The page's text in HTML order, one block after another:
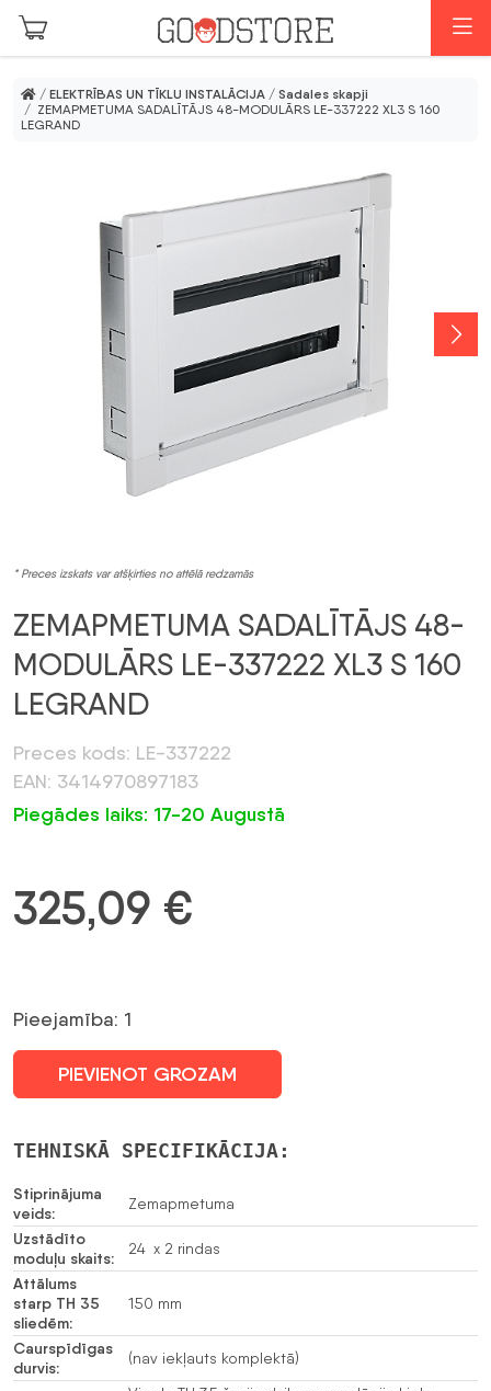
Skip to main content
/ ELEKTRĪBAS UN TĪKLU INSTALĀCIJA / Sadales skapji
/ ZEMAPMETUMA SADALĪTĀJS 48-MODULĀRS LE-337222 XL3 S 160
LEGRAND
* Preces izskats var atšķirties no attēlā redzamās
ZEMAPMETUMA SADALĪTĀJS 48-
MODULĀRS LE-337222 XL3 S 160
LEGRAND
Preces kods: LE-337222
EAN: 3414970897183
Piegādes laiks: 17-20 Augustā
325,09 €
Pieejamība: 1
PIEVIENOT GROZAM
TEHNISKĀ SPECIFIKĀCIJA:
Stiprinājuma
veids:
Zemapmetuma
Uzstādīto
moduļu skaits:
24 x 2 rindas
Attālums
starp TH 35
sliedēm:
150 mm
Caurspīdīgas
durvis:
(nav iekļauts komplektā)